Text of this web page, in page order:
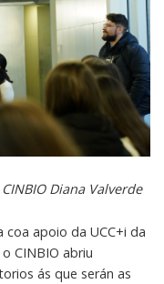
Diana Valverde
apoio da UCC+i da
CINBIO abriu
ás que serán as